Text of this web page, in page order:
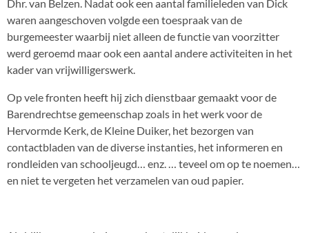
Dhr. van Belzen. Nadat ook een aantal familieleden van Dick
waren aangeschoven volgde een toespraak van de
burgemeester waarbij niet alleen de functie van voorzitter
werd geroemd maar ook een aantal andere activiteiten in het
kader van vrijwilligerswerk.
Op vele fronten heeft hij zich dienstbaar gemaakt voor de
Barendrechtse gemeenschap zoals in het werk voor de
Hervormde Kerk, de Kleine Duiker, het bezorgen van
contactbladen van de diverse instanties, het informeren en
rondleiden van schooljeugd… enz. … teveel om op te noemen…
en niet te vergeten het verzamelen van oud papier.